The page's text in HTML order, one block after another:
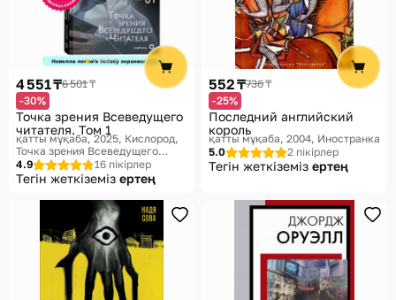
4 551 ₸6 501 ₸
-30%
Точка зрения Всеведущего
читателя. Том 1
қатты мұқаба, 2025 Кислород,
Точка зрения Всеведущего
читателя
4.9 16 пікірлер
Тегін жеткіземіз ертең
552 ₸736 ₸
-25%
Последний английский
король
қатты мұқаба, 2004 Иностранка
5.0
2 пікірлер
Тегін жеткіземіз ертең